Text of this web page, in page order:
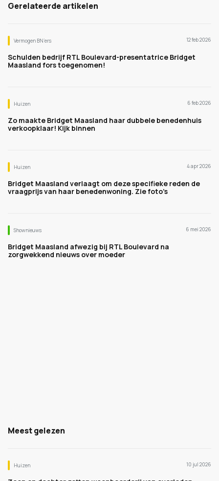
Gerelateerde artikelen
Vermogen BN’ers 12 feb 2026
Schulden bedrijf RTL Boulevard-presentatrice Bridget
Maasland fors toegenomen!
Huizen 6 feb 2026
Zo maakte Bridget Maasland haar dubbele benedenhuis
verkoopklaar! Kijk binnen
Huizen 4 apr 2026
Bridget Maasland verlaagt om deze specifieke reden de
vraagprijs van haar benedenwoning. Zie foto’s
Shownieuws 6 mei 2026
Bridget Maasland afwezig bij RTL Boulevard na
zorgwekkend nieuws over moeder
Meest gelezen
Huizen 10 jul 2026